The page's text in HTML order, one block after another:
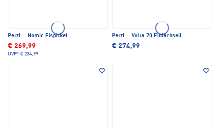
Petzl · Nomic Eispickel
€ 269,99
UVP* € 284,99
Petzl · Volta 70 Einfachseil
€ 274,99